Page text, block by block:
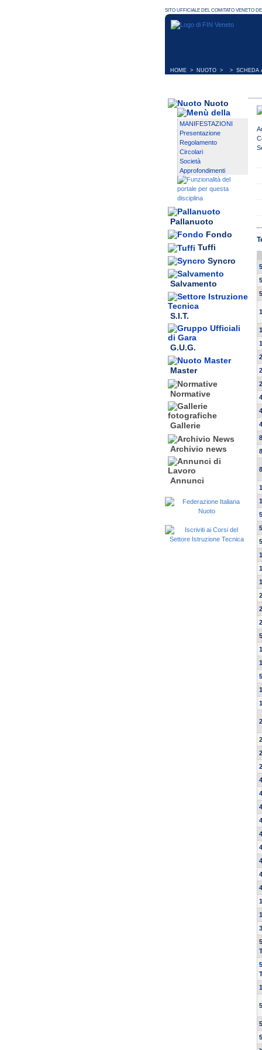
HOME > NUOTO > > SCHEDA
Nuoto
MANIFESTAZIONI
Presentazione
Regolamento
Circolari
Società
Approfondimenti
Pallanuoto
Fondo
Tuffi
Syncro
Salvamento
S.I.T.
G.U.G.
Master
Normative
Gallerie
Archivio news
Annunci